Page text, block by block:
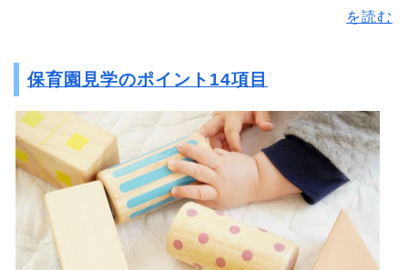
を読む
保育園見学のポイント14項目